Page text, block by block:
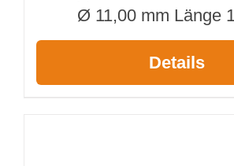
Ø 11,00 mm Länge
Details